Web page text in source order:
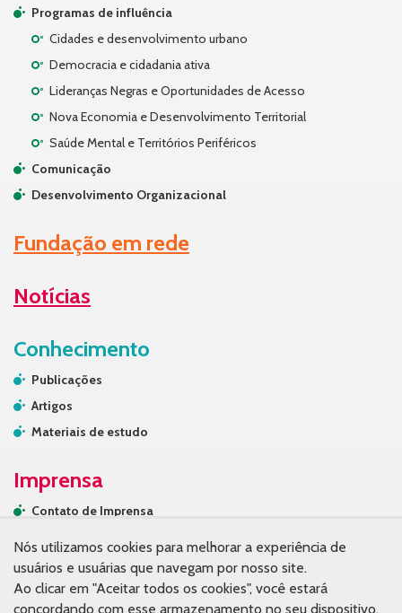
Programas de influência
Cidades e desenvolvimento urbano
Democracia e cidadania ativa
Lideranças Negras e Oportunidades de Acesso
Nova Economia e Desenvolvimento Territorial
Saúde Mental e Territórios Periféricos
Comunicação
Desenvolvimento Organizacional
Fundação em rede
Notícias
Conhecimento
Publicações
Artigos
Materiais de estudo
Imprensa
Contato de Imprensa
Na mídia
Nós utilizamos cookies para melhorar a experiência de
usuários e usuárias que navegam por nosso site.
Ao clicar em "Aceitar todos os cookies", você estará
concordando com esse armazenamento no seu dispositivo.